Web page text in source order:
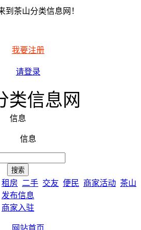
到茶山分类信息网！
我要注册
请登录
类信息网
信息
信息
租房 二手 交友 便民 商家活动 茶山
发布信息
商家入驻
网站首页